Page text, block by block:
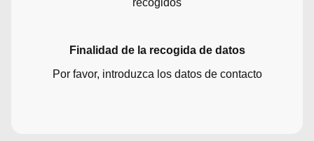
Finalidad de la recogida de datos
Por favor, introduzca los datos de contacto